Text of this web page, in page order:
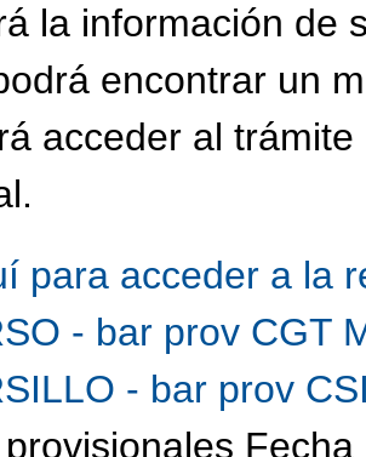
la información de
encontrar un
acceder al
para acceder a la
- bar prov CGT
- bar prov